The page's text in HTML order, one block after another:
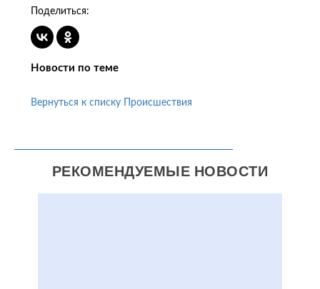
Поделиться:
Новости по теме
Вернуться к списку Происшествия
РЕКОМЕНДУЕМЫЕ НОВОСТИ